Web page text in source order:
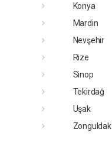
Konya
Mardin
Nevşehir
Rize
Sinop
Tekirdağ
Uşak
Zonguldak